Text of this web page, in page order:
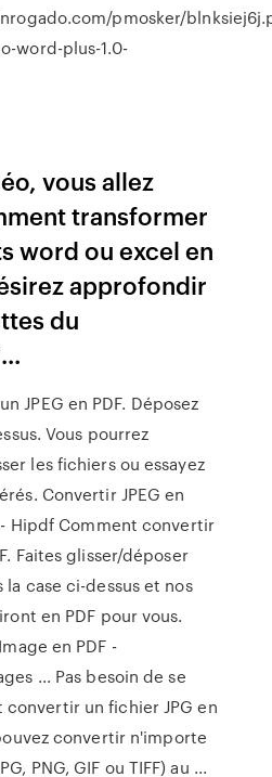
pmosker/
word-plus-1.0-
vous allez
transformer
word ou excel en
approfondir
du
JPEG en PDF. Déposez
Vous pourrez
les fichiers ou essayez
Convertir JPEG en
Hipdf Comment convertir
Faites glisser/déposer
la case ci-dessus et nos
en PDF pour vous.
en PDF -
... Pas besoin de se
un fichier JPG en
convertir n'importe
PNG, GIF ou TIFF) au ...